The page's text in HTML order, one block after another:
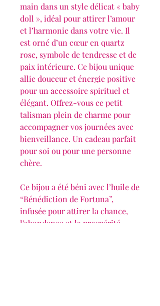
main dans un style délicat « baby
doll », idéal pour attirer l’amour
et l’harmonie dans votre vie. Il
est orné d’un cœur en quartz
rose, symbole de tendresse et de
paix intérieure. Ce bijou unique
allie douceur et énergie positive
pour un accessoire spirituel et
élégant. Offrez-vous ce petit
talisman plein de charme pour
accompagner vos journées avec
bienveillance. Un cadeau parfait
pour soi ou pour une personne
chère.
Ce bijou a été béni avec l’huile de
“Bénédiction de Fortuna”,
infusée pour attirer la chance,
l’abondance et la prospérité.